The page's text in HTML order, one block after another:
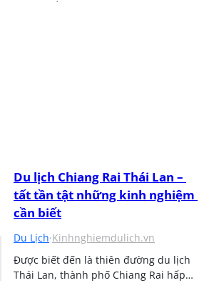
Du lịch Chiang Rai Thái Lan –
tất tần tật những kinh nghiệm
cần biết
Du Lịch·Kinhnghiemdulich.vn
Được biết đến là thiên đường du lịch
Thái Lan, thành phố Chiang Rai hấp…